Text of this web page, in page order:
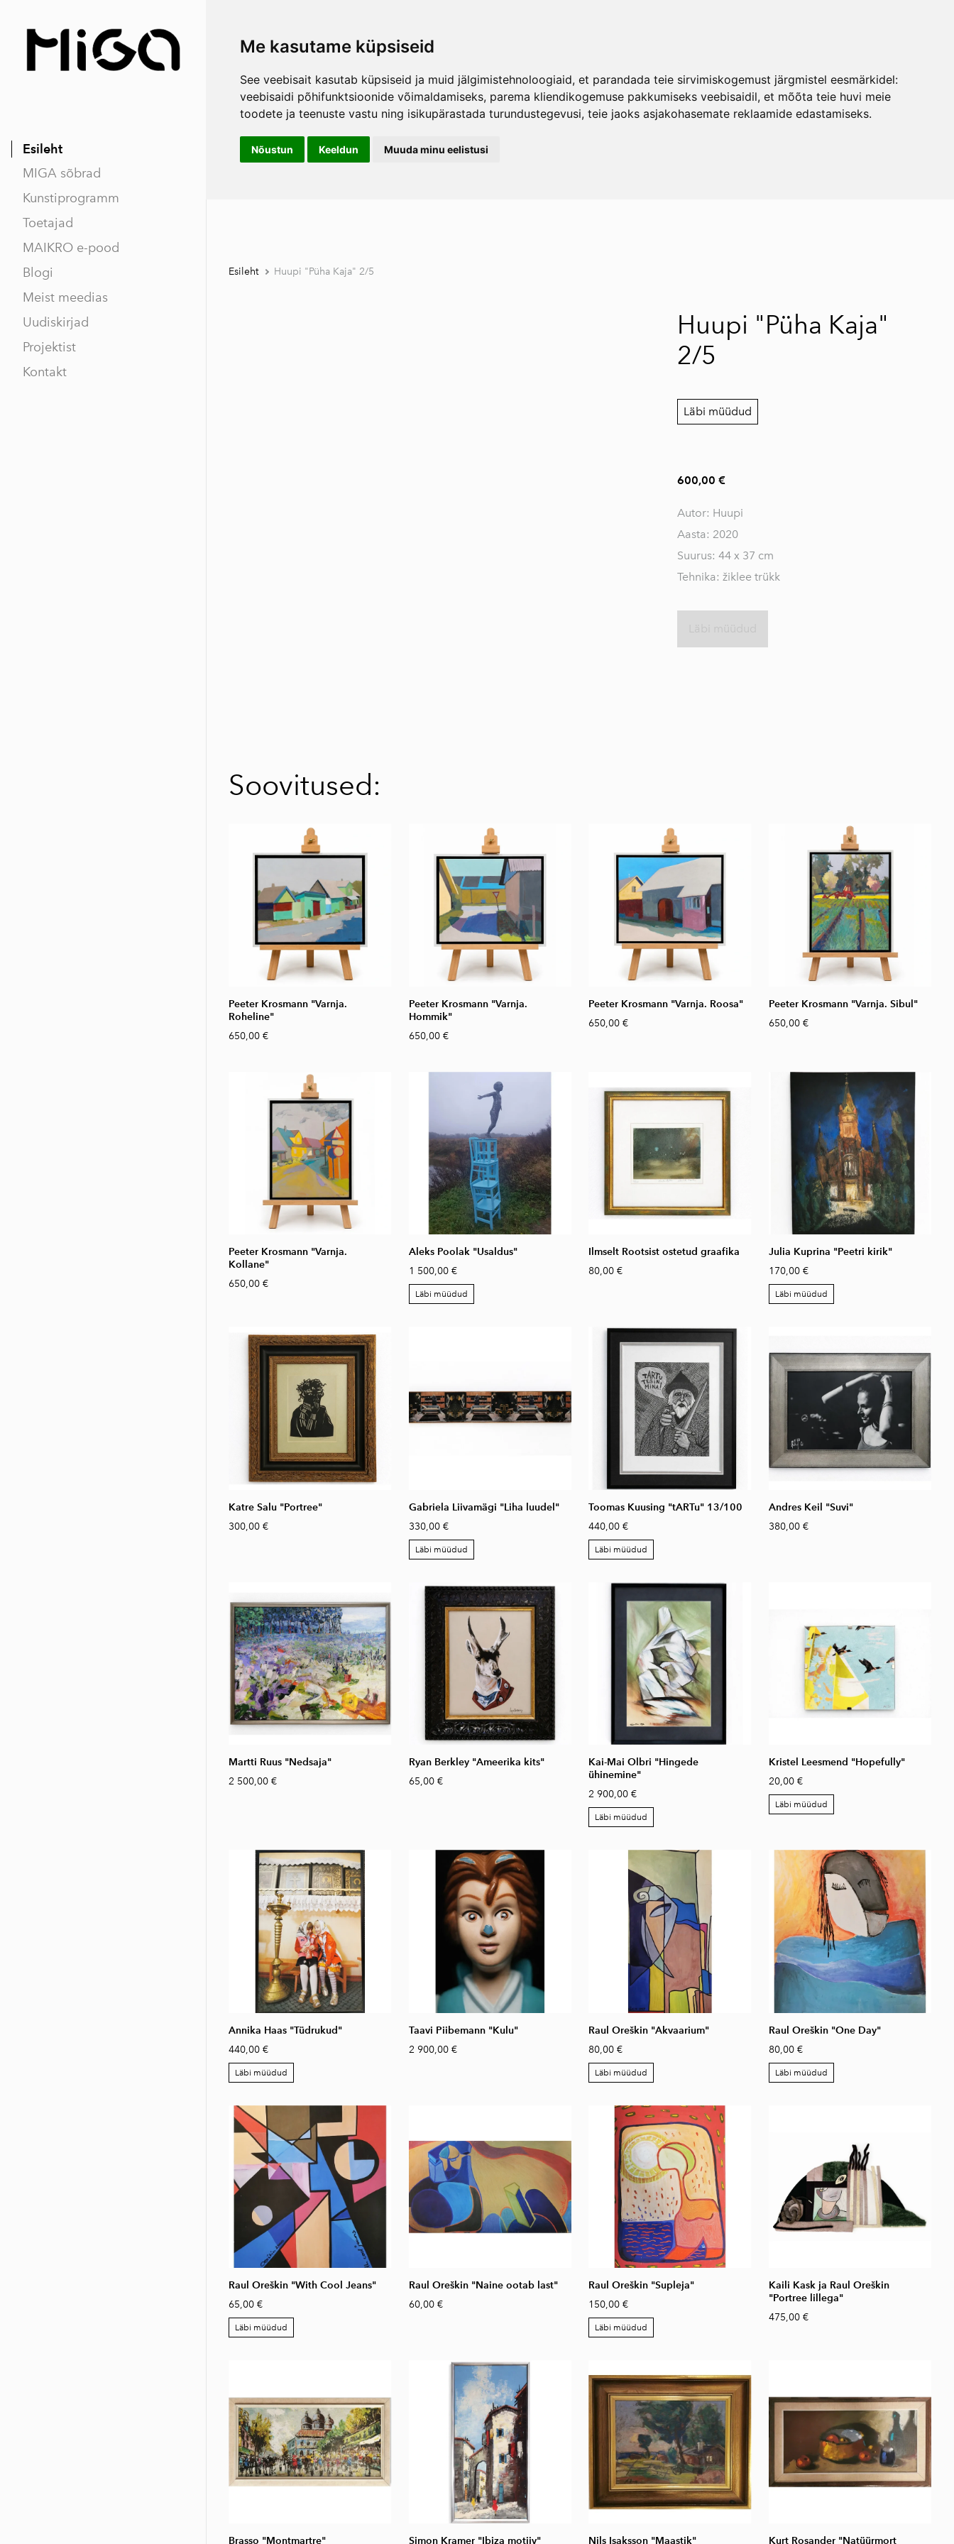
Me kasutame küpsiseid
See veebisait kasutab küpsiseid ja muid jälgimistehnoloogiaid, et parandada teie sirvimiskogemust järgmistel eesmärkidel:
veebisaidi põhifunktsioonide võimaldamiseks, parema kliendikogemuse pakkumiseks veebisaidil, et mõõta teie huvi meie
toodete ja teenuste vastu ning isikupärastada turundustegevusi, teie jaoks asjakohasemate reklaamide edastamiseks.
Nõustun Keeldun Muuda minu eelistusi
Esileht
MIGA sõbrad
Kunstiprogramm
Toetajad
MAIKRO e-pood
Blogi
Meist meedias
Uudiskirjad
Projektist
Kontakt
Esileht Huupi "Püha Kaja" 2/5
Huupi "Püha Kaja"
2/5
Läbi müüdud
600,00 €
Autor: Huupi
Aasta: 2020
Suurus: 44 x 37 cm
Tehnika: žiklee trükk
Soovitused:
Peeter Krosmann "Varnja.
Roheline"
650,00 €
Peeter Krosmann "Varnja.
Hommik"
650,00 €
Peeter Krosmann "Varnja. Roosa"
650,00 €
Peeter Krosmann "Varnja. Sibul"
650,00 €
Peeter Krosmann "Varnja.
Kollane"
650,00 €
Aleks Poolak "Usaldus"
1 500,00 €
Läbi müüdud
Ilmselt Rootsist ostetud graafika
80,00 €
Julia Kuprina "Peetri kirik"
170,00 €
Läbi müüdud
Katre Salu "Portree"
300,00 €
Gabriela Liivamägi "Liha luudel"
330,00 €
Läbi müüdud
Toomas Kuusing "tARTu" 13/100
440,00 €
Läbi müüdud
Andres Keil "Suvi"
380,00 €
Martti Ruus "Nedsaja"
2 500,00 €
Ryan Berkley "Ameerika kits"
65,00 €
Kai-Mai Olbri "Hingede
ühinemine"
2 900,00 €
Läbi müüdud
Kristel Leesmend "Hopefully"
20,00 €
Läbi müüdud
Annika Haas "Tüdrukud"
440,00 €
Läbi müüdud
Taavi Piibemann "Kulu"
2 900,00 €
Raul Oreškin "Akvaarium"
80,00 €
Läbi müüdud
Raul Oreškin "One Day"
80,00 €
Läbi müüdud
Raul Oreškin "With Cool Jeans"
65,00 €
Läbi müüdud
Raul Oreškin "Naine ootab last"
60,00 €
Raul Oreškin "Supleja"
150,00 €
Läbi müüdud
Kaili Kask ja Raul Oreškin
"Portree lillega"
475,00 €
Brasso "Montmartre" Simon Kramer "Ibiza motiiv" Nils Isaksson "Maastik" Kurt Rosander "Natüürmort